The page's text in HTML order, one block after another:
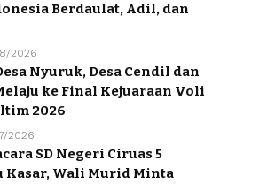
Berdaulat, Adil, dan
2026
Nyuruk, Desa Cendil dan
ke Final Kejuaraan Voli
2026
2026
SD Negeri Ciruas 5
Kasar, Wali Murid Minta